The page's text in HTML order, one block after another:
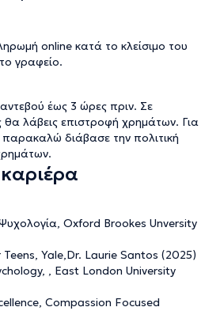
online κατά το κλείσιμο του
γραφείο.
έως 3 ώρες πριν. Σε
λάβεις επιστροφή χρημάτων. Για
παρακαλώ διάβασε την πολιτική
.
Oxford Brookes Unversity
Yale,Dr. Laurie Santos (2025)
, East London University
Compassion Focused